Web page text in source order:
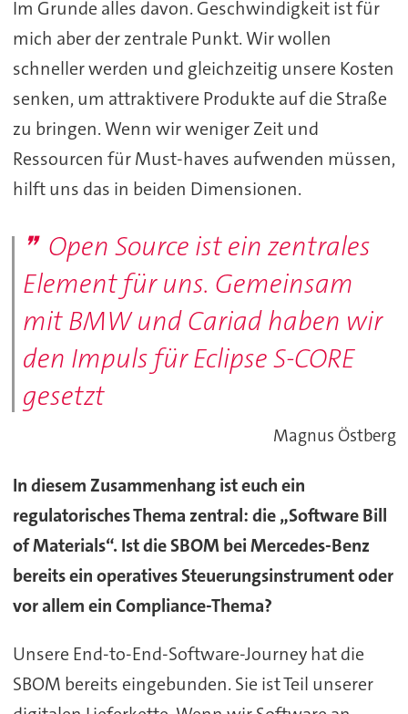
Im Grunde alles davon. Geschwindigkeit ist für
mich aber der zentrale Punkt. Wir wollen
schneller werden und gleichzeitig unsere Kosten
senken, um attraktivere Produkte auf die Straße
zu bringen. Wenn wir weniger Zeit und
Ressourcen für Must-haves aufwenden müssen,
hilft uns das in beiden Dimensionen.
Open Source ist ein zentrales
Element für uns. Gemeinsam
mit BMW und Cariad haben wir
den Impuls für Eclipse S-CORE
gesetzt
Magnus Östberg
In diesem Zusammenhang ist euch ein
regulatorisches Thema zentral: die „Software Bill
of Materials“. Ist die SBOM bei Mercedes-Benz
bereits ein operatives Steuerungsinstrument oder
vor allem ein Compliance-Thema?
Unsere End-to-End-Software-Journey hat die
SBOM bereits eingebunden. Sie ist Teil unserer